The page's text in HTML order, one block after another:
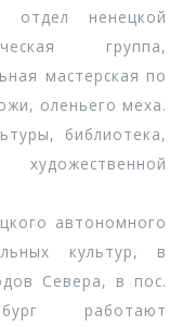
отдел ненецкой
группа,
мастерская по
оленьего меха.
библиотека,
автономного
культур, в
Севера, в пос.
работают